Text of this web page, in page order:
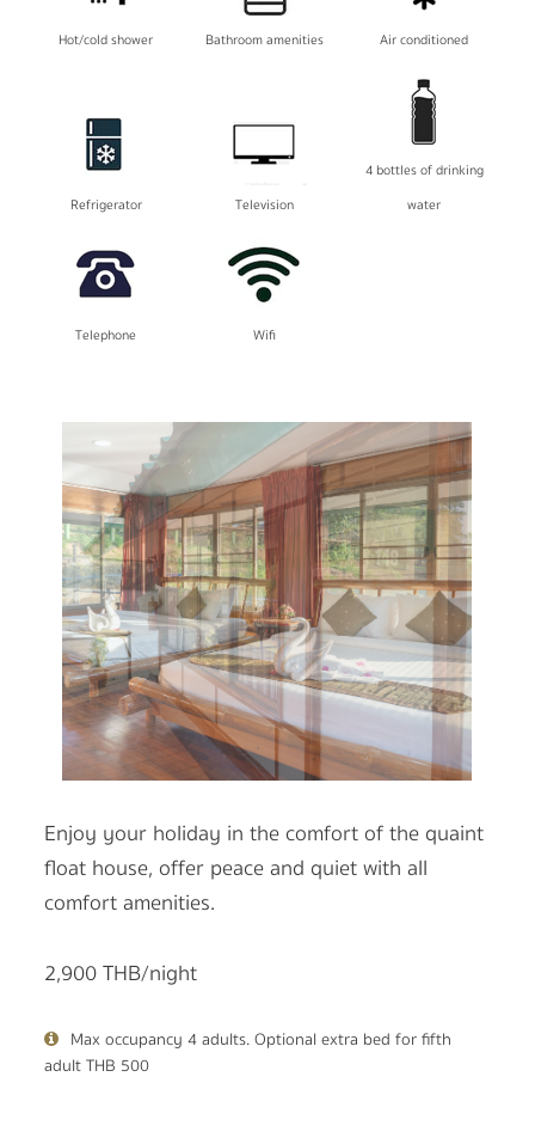
Hot/cold shower Bathroom amenities Air conditioned
Refrigerator Television
4 bottles of drinking
water
Telephone Wifi
Enjoy your holiday in the comfort of the quaint
float house, offer peace and quiet with all
comfort amenities.
2,900 THB/night
Max occupancy 4 adults. Optional extra bed for fifth
adult THB 500